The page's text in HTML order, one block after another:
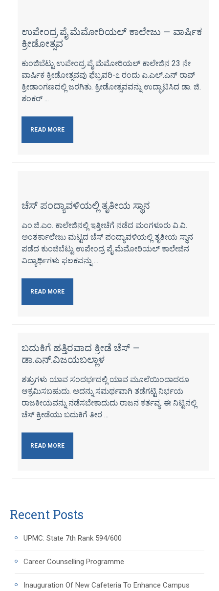
ಉಪೇಂದ್ರ ಪೈ ಮೆಮೋರಿಯಲ್ ಕಾಲೇಜು – ವಾರ್ಷಿಕ
ಕ್ರೀಡೋತ್ಸವ
ಕುಂಜಿಬೆಟ್ಟು ಉಪೇಂದ್ರ ಪೈ ಮೆಮೋರಿಯಲ್ ಕಾಲೇಜಿನ 23 ನೇ
ವಾರ್ಷಿಕ ಕ್ರೀಡೋತ್ಸವವು ಫೆಬ್ರವರಿ-೭ ರಂದು ಎ.ಎಲ್.ಎನ್ ರಾವ್
ಕ್ರೀಡಾಂಗಣದಲ್ಲಿ ಜರಗಿತು. ಕ್ರೀಡೋತ್ಸವವನ್ನು ಉದ್ಘಾಟಿಸಿದ ಡಾ. ಜಿ.
ಶಂಕರ್ ...
READ MORE
ಚೆಸ್ ಪಂದ್ಯಾವಳಿಯಲ್ಲಿ ತೃತೀಯ ಸ್ಥಾನ
ಎಂ.ಜಿ.ಎಂ. ಕಾಲೇಜಿನಲ್ಲಿ ಇತ್ತೀಚೆಗೆ ನಡೆದ ಮಂಗಳೂರು ವಿ.ವಿ.
ಅಂತರ್ಕಾಲೇಜು ಮಟ್ಟದ ಚೆಸ್ ಪಂದ್ಯಾವಳಿಯಲ್ಲಿ ತೃತೀಯ ಸ್ಥಾನ
ಪಡೆದ ಕುಂಜಿಬೆಟ್ಟು ಉಪೇಂದ್ರ ಪೈ ಮೆಮೋರಿಯಲ್ ಕಾಲೇಜಿನ
ವಿದ್ಯಾರ್ಥಿಗಳು ಫಲಕವನ್ನು ...
READ MORE
ಬದುಕಿಗೆ ಹತ್ತಿರವಾದ ಕ್ರೀಡೆ ಚೆಸ್ –
ಡಾ.ಎನ್.ವಿಜಯಬಲ್ಲಾಳ
ಶತ್ರುಗಳು ಯಾವ ಸಂದರ್ಭದಲ್ಲಿ ಯಾವ ಮೂಲೆಯಿಂದಾದರೂ
ಆಕ್ರಮಿಸಬಹುದು. ಅದನ್ನು ಸಮರ್ಥವಾಗಿ ತಡೆಗಟ್ಟಿ ನಿರ್ಭಯ
ರಾಜಕೀಯವನ್ನು ನಡೆಸಬೇಕಾದುದು ರಾಜನ ಕರ್ತವ್ಯ. ಈ ನಿಟ್ಟಿನಲ್ಲಿ
ಚೆಸ್ ಕ್ರೀಡೆಯು ಬದುಕಿಗೆ ತೀರ ...
READ MORE
Recent Posts
UPMC: State 7th Rank 594/600
Career Counselling Programme
Inauguration Of New Cafeteria To Enhance Campus